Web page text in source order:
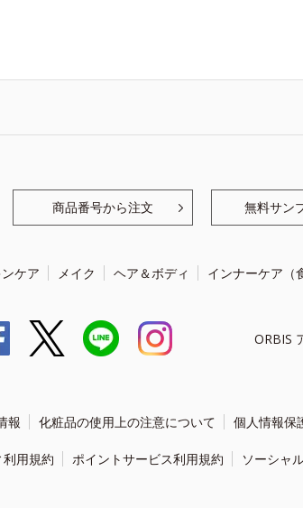
商品番号から注文 無料サン
ケア メイク ヘア＆ボディ インナーケア（
ORBIS
報 化粧品の使用上の注意について 個人情報保
用規約 ポイントサービス利用規約 ソーシャ